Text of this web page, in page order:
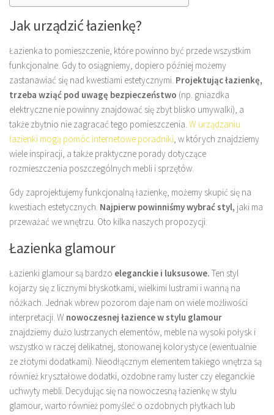
Jak urządzić łazienkę?
Łazienka to pomieszczenie, które powinno być przede wszystkim
funkcjonalne. Gdy to osiągniemy, dopiero później możemy
zastanawiać się nad kwestiami estetycznymi. Projektując łazienkę,
trzeba wziąć pod uwagę bezpieczeństwo (np. gniazdka
elektryczne nie powinny znajdować się zbyt blisko umywalki), a
także zbytnio nie zagracać tego pomieszczenia. W urządzaniu
łazienki mogą pomóc internetowe poradniki, w których znajdziemy
wiele inspiracji, a także praktyczne porady dotyczące
rozmieszczenia poszczególnych mebli i sprzętów.
Gdy zaprojektujemy funkcjonalną łazienkę, możemy skupić się na
kwestiach estetycznych. Najpierw powinniśmy wybrać styl, jaki ma
przeważać we wnętrzu. Oto kilka naszych propozycji:
Łazienka glamour
Łazienki glamour są bardzo eleganckie i luksusowe. Ten styl
kojarzy się z licznymi błyskotkami, wielkimi lustrami i wanną na
nóżkach. Jednak wbrew pozorom daje nam on wiele możliwości
interpretacji. W nowoczesnej łazience w stylu glamour
znajdziemy dużo lustrzanych elementów, meble na wysoki połysk i
wszystko w raczej delikatnej, stonowanej kolorystyce (ewentualnie
ze złotymi dodatkami). Nieodłącznym elementem takiego wnętrza są
również kryształowe dodatki, ozdobne ramy luster czy eleganckie
uchwyty mebli. Decydując się na nowoczesną łazienkę w stylu
glamour, warto również pomyśleć o ozdobnych płytkach lub